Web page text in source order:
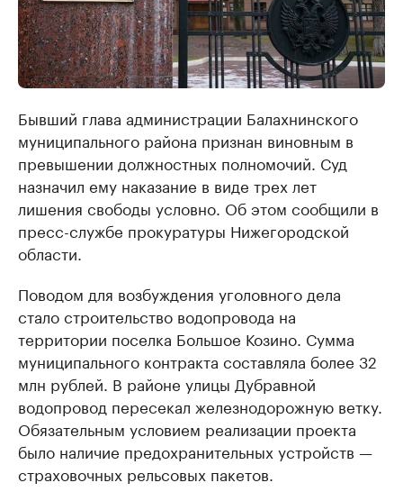
Бывший глава администрации Балахнинского
муниципального района признан виновным в
превышении должностных полномочий. Суд
назначил ему наказание в виде трех лет
лишения свободы условно. Об этом сообщили в
пресс-службе прокуратуры Нижегородской
области.
Поводом для возбуждения уголовного дела
стало строительство водопровода на
территории поселка Большое Козино. Сумма
муниципального контракта составляла более 32
млн рублей. В районе улицы Дубравной
водопровод пересекал железнодорожную ветку.
Обязательным условием реализации проекта
было наличие предохранительных устройств —
страховочных рельсовых пакетов.